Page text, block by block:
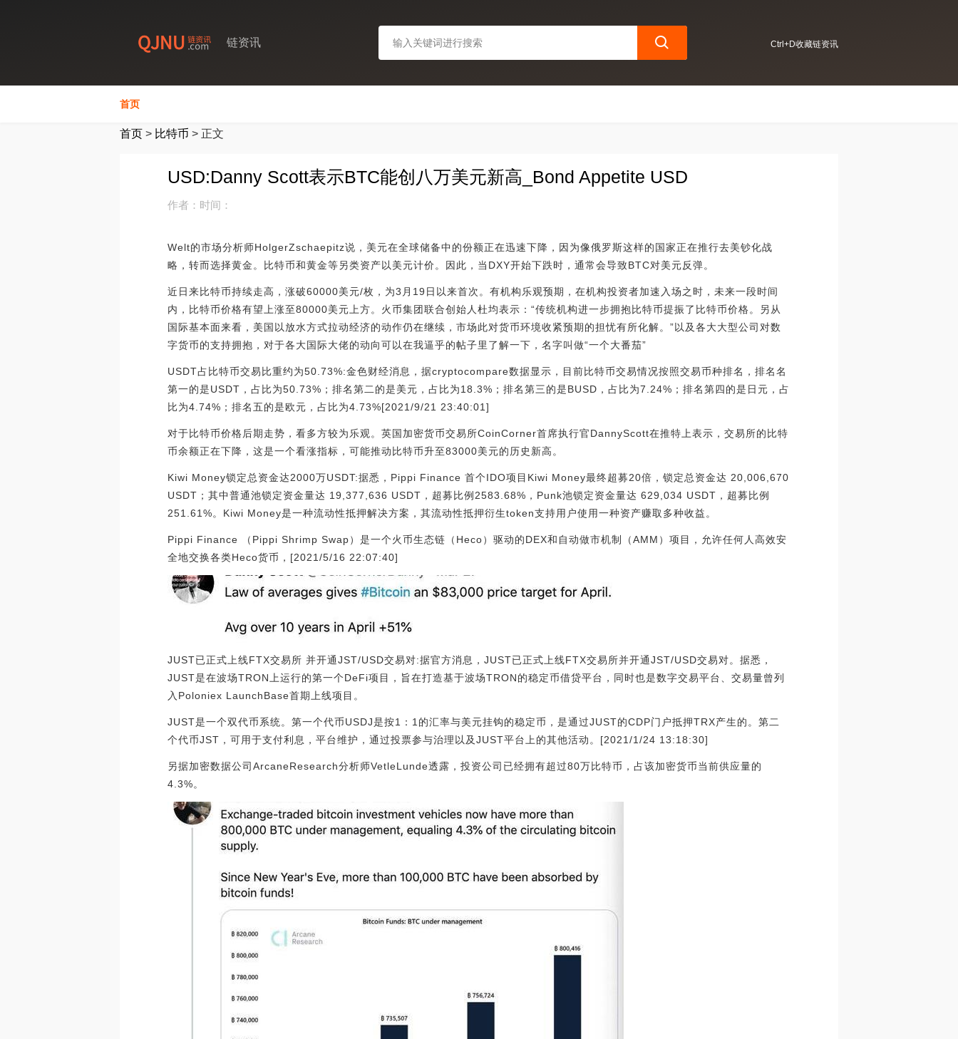
链资讯 Ctrl+D收藏链资讯
首页
首页 > 比特币 > 正文
USD:Danny Scott表示BTC能创八万美元新高_Bond Appetite USD
作者： 时间：
Welt的市场分析师HolgerZschaepitz说，美元在全球储备中的份额正在迅速下降，因为像俄罗斯这样的国家正在推行去美钞化战
略，转而选择黄金。比特币和黄金等另类资产以美元计价。因此，当DXY开始下跌时，通常会导致BTC对美元反弹。
近日来比特币持续走高，涨破60000美元/枚，为3月19日以来首次。有机构乐观预期，在机构投资者加速入场之时，未来一段时间
内，比特币价格有望上涨至80000美元上方。火币集团联合创始人杜均表示：“传统机构进一步拥抱比特币提振了比特币价格。另从
国际基本面来看，美国以放水方式拉动经济的动作仍在继续，市场此对货币环境收紧预期的担忧有所化解。”以及各大大型公司对数
字货币的支持拥抱，对于各大国际大佬的动向可以在我逼乎的帖子里了解一下，名字叫做“一个大番茄”
USDT占比特币交易比重约为50.73%:金色财经消息，据cryptocompare数据显示，目前比特币交易情况按照交易币种排名，排名名
第一的是USDT，占比为50.73%；排名第二的是美元，占比为18.3%；排名第三的是BUSD，占比为7.24%；排名第四的是日元，占
比为4.74%；排名五的是欧元，占比为4.73%[2021/9/21 23:40:01]
对于比特币价格后期走势，看多方较为乐观。英国加密货币交易所CoinCorner首席执行官DannyScott在推特上表示，交易所的比特
币余额正在下降，这是一个看涨指标，可能推动比特币升至83000美元的历史新高。
Kiwi Money锁定总资金达2000万USDT:据悉，Pippi Finance 首个IDO项目Kiwi Money最终超募20倍，锁定总资金达 20,006,670
USDT；其中普通池锁定资金量达 19,377,636 USDT，超募比例2583.68%，Punk池锁定资金量达 629,034 USDT，超募比例
251.61%。Kiwi Money是一种流动性抵押解决方案，其流动性抵押衍生token支持用户使用一种资产赚取多种收益。
Pippi Finance （Pippi Shrimp Swap）是一个火币生态链（Heco）驱动的DEX和自动做市机制（AMM）项目，允许任何人高效安
全地交换各类Heco货币，[2021/5/16 22:07:40]
JUST已正式上线FTX交易所 并开通JST/USD交易对:据官方消息，JUST已正式上线FTX交易所并开通JST/USD交易对。据悉，
JUST是在波场TRON上运行的第一个DeFi项目，旨在打造基于波场TRON的稳定币借贷平台，同时也是数字交易平台、交易量曾列
入Poloniex LaunchBase首期上线项目。
JUST是一个双代币系统。第一个代币USDJ是按1：1的汇率与美元挂钩的稳定币，是通过JUST的CDP门户抵押TRX产生的。第二
个代币JST，可用于支付利息，平台维护，通过投票参与治理以及JUST平台上的其他活动。[2021/1/24 13:18:30]
另据加密数据公司ArcaneResearch分析师VetleLunde透露，投资公司已经拥有超过80万比特币，占该加密货币当前供应量的
4.3%。